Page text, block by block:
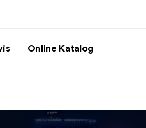
Online Katalog